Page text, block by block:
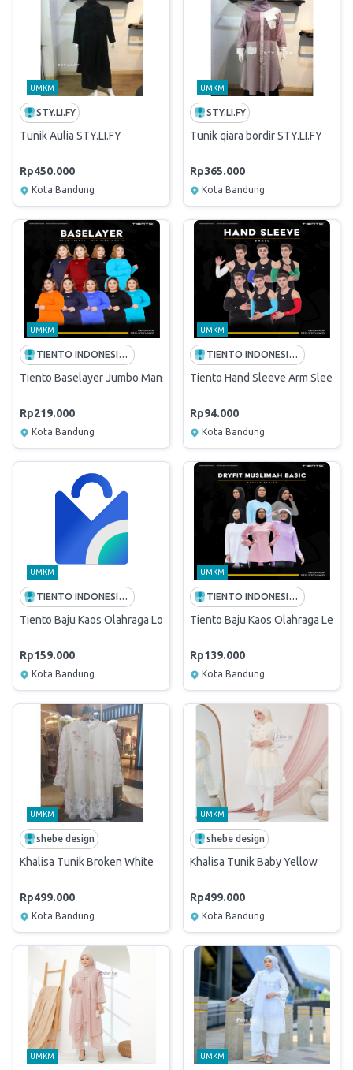
UMKM
STY.LI.FY
Tunik Aulia STY.LI.FY
Rp450.000
Kota Bandung
UMKM
STY.LI.FY
Tunik qiara bordir STY.LI.FY
Rp365.000
Kota Bandung
UMKM
TIENTO INDONESIA JUARA
Tiento Baselayer Jumbo Manset Ukuran Besar Rashguard
Rp219.000
Kota Bandung
UMKM
TIENTO INDONESIA JUARA
Tiento Hand Sleeve Arm Sleeve
Rp94.000
Kota Bandung
UMKM
TIENTO INDONESIA JUARA
Tiento Baju Kaos Olahraga Long Sleeve Zipper Wanita Muslimah Lari
Rp159.000
Kota Bandung
UMKM
TIENTO INDONESIA JUARA
Tiento Baju Kaos Olahraga
Rp139.000
Kota Bandung
UMKM
shebe design
Khalisa Tunik Broken White
Rp499.000
Kota Bandung
UMKM
shebe design
Khalisa Tunik Baby Yellow
Rp499.000
Kota Bandung
UMKM UMKM